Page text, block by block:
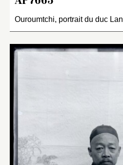
Ouroumtchi, portrait du duc Lan